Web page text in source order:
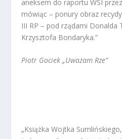
aneksem do raportu WSI
mówiąc – ponury obraz
III RP – pod rządami Donalda
Krzysztofa Bondaryka.”
Piotr Gociek „Uważam Rze”
„Książka Wojtka